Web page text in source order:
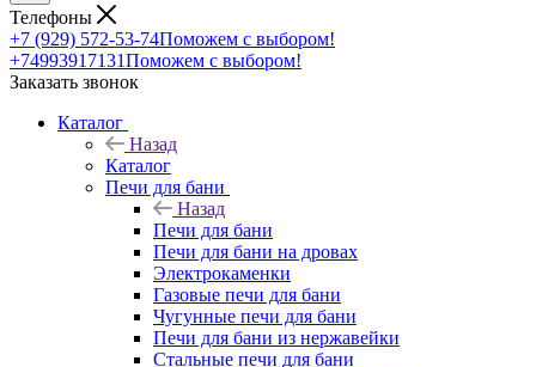
Телефоны
+7 (929) 572-53-74Поможем с выбором!
+74993917131Поможем с выбором!
Заказать звонок
Каталог
Назад
Каталог
Печи для бани
Назад
Печи для бани
Печи для бани на дровах
Электрокаменки
Газовые печи для бани
Чугунные печи для бани
Печи для бани из нержавейки
Стальные печи для бани